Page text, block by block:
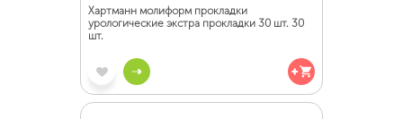
Хартманн молиформ прокладки
урологические экстра прокладки 30 шт. 30
шт.